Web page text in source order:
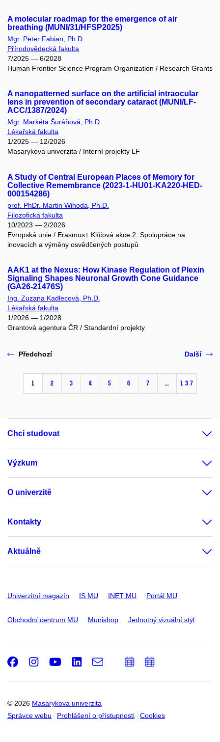
A molecular roadmap for the emergence of air
breathing (MUNI/31/HFSP2025)
Mgr. Peter Fabian, Ph.D.
Přírodovědecká fakulta
7/2025 — 6/2028
Human Frontier Science Program Organization / Research Grants
A nanopatterned surface on the artificial intraocular
lens in prevention of secondary cataract (MUNI/LF-
ACC/1387/2024)
Mgr. Markéta Šuráňová, Ph.D.
Lékařská fakulta
1/2025 — 12/2026
Masarykova univerzita / Interní projekty LF
A Study of Central European Places of Memory for
Collective Remembrance (2023-1-HU01-KA220-HED-
000154286)
prof. PhDr. Martin Wihoda, Ph.D.
Filozofická fakulta
10/2023 — 2/2026
Evropská unie / Erasmus+ Klíčová akce 2: Spolupráce na
inovacích a výměny osvědčených postupů
AAK1 at the Nexus: How Kinase Regulation of Plexin
Signaling Shapes Neuronal Growth Cone Guidance
(GA26-21476S)
Ing. Zuzana Kadlecová, Ph.D.
Lékařská fakulta
1/2026 — 1/2028
Grantová agentura ČR / Standardní projekty
Předchozí
1 2 3 4 5 6 7 … 137
Další
Chci studovat
Výzkum
O univerzitě
Kontakty
Aktuálně
Univerzitní magazín IS MU INET MU Portál MU
Obchodní centrum MU Munishop Jednotný vizuální styl
© 2026 Masarykova univerzita
Správce webu
Prohlášení o přístupnosti Cookies
Facebook
Instagram
Youtube
LinkedIn
e-
PřidatPřidat